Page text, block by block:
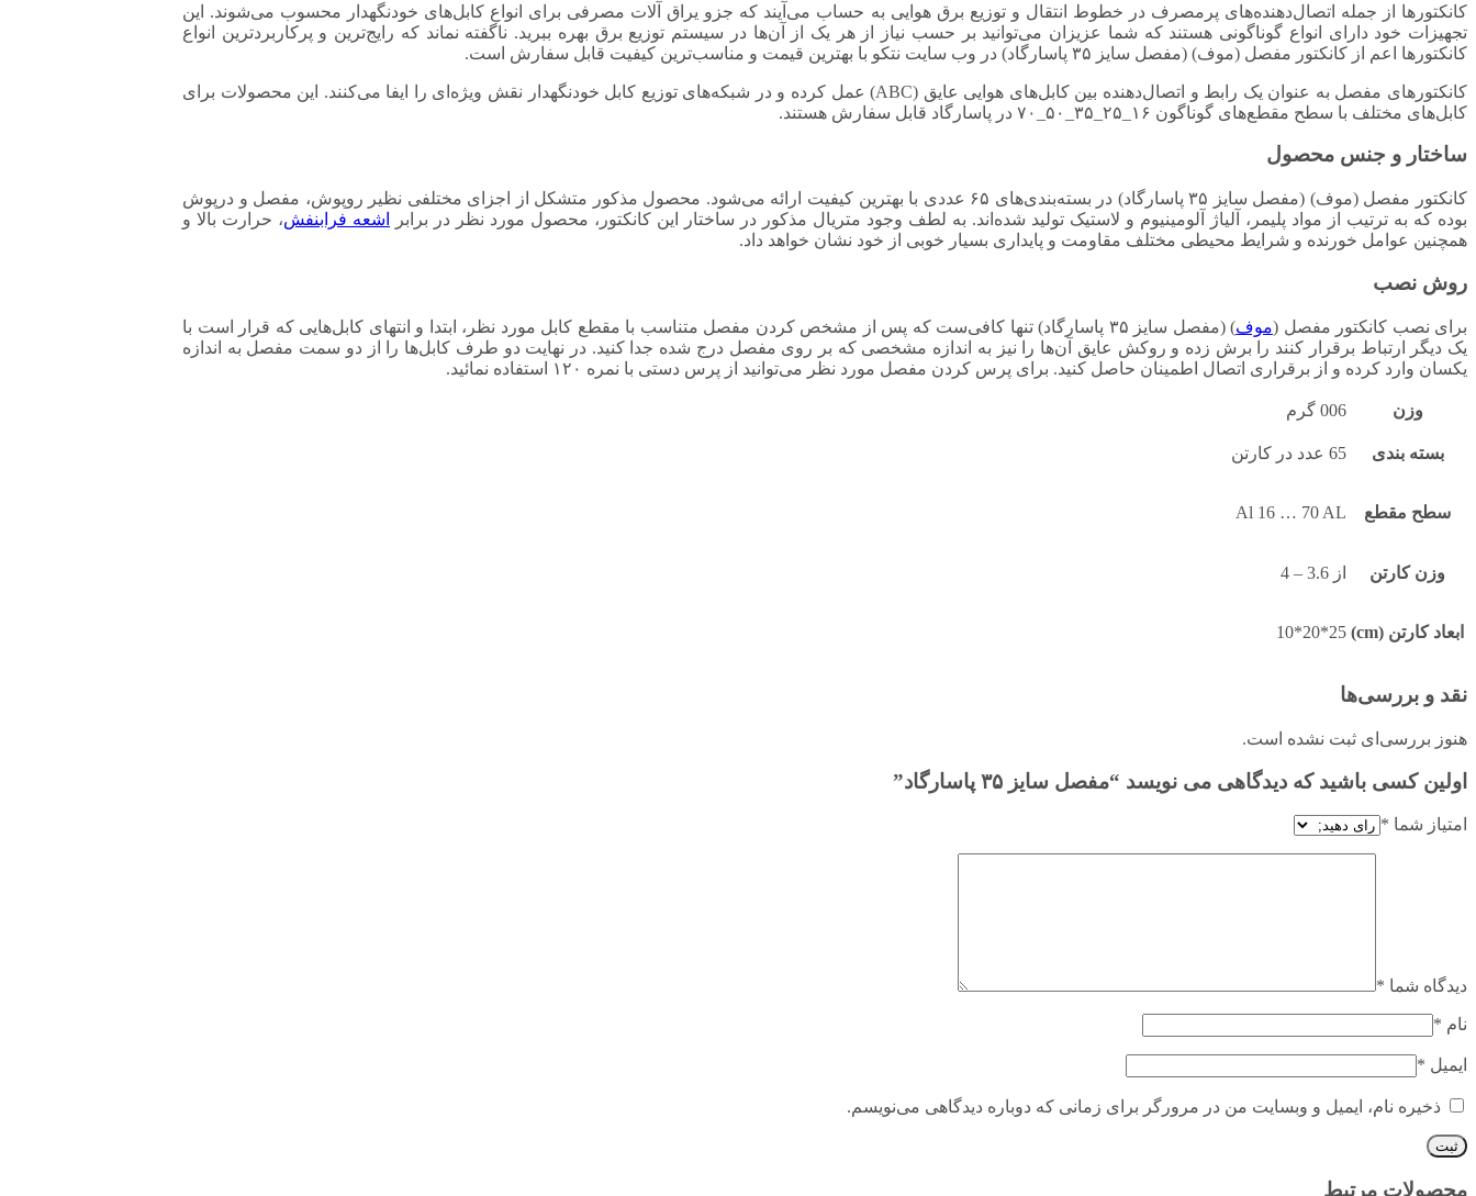
کانکتورها از جمله اتصال‌دهنده‌های پرمصرف در خطوط انتقال و توزیع برق هوایی به حساب می‌آیند که جزو یراق آلات مصرفی برای انواع کابل‌های خودنگهدار محسوب می‌شوند. این
تجهیزات خود دارای انواع گوناگونی هستند که شما عزیزان می‌توانید بر حسب نیاز از هر یک از آن‌ها در سیستم توزیع برق بهره ببرید. ناگفته نماند که رایج‌ترین و پرکاربردترین انواع
کانکتورها اعم از کانکتور مفصل (موف) (مفصل سایز ۳۵ پاسارگاد) در وب سایت نتکو با بهترین قیمت و مناسب‌ترین کیفیت قابل سفارش است.
کانکتورهای مفصل به عنوان یک رابط و اتصال‌دهنده بین کابل‌های هوایی عایق (ABC) عمل کرده و در شبکه‌های توزیع کابل خودنگهدار نقش ویژه‌ای را ایفا می‌کنند. این محصولات برای
کابل‌های مختلف با سطح مقطع‌های گوناگون ۱۶_۲۵_۳۵_۵۰_۷۰ در پاسارگاد قابل سفارش هستند.
ساختار و جنس محصول
کانکتور مفصل (موف) (مفصل سایز ۳۵ پاسارگاد) در بسته‌بندی‌های ۶۵ عددی با بهترین کیفیت ارائه می‌شود. محصول مذکور متشکل از اجزای مختلفی نظیر روپوش، مفصل و درپوش
بوده که به ترتیب از مواد پلیمر، آلیاژ آلومینیوم و لاستیک تولید شده‌اند. به لطف وجود متریال مذکور در ساختار این کانکتور، محصول مورد نظر در برابر
اشعه فرابنفش، حرارت بالا و
همچنین عوامل خورنده و شرایط محیطی مختلف مقاومت و پایداری بسیار خوبی از خود نشان خواهد داد.
روش نصب
برای نصب کانکتور مفصل (موف
) (مفصل سایز ۳۵ پاسارگاد) تنها کافی‌ست که پس از مشخص کردن مفصل متناسب با مقطع کابل مورد نظر، ابتدا و انتهای کابل‌هایی که قرار است با
یک دیگر ارتباط برقرار کنند را برش زده و روکش عایق آن‌ها را نیز به اندازه مشخصی که بر روی مفصل درج شده جدا کنید. در نهایت دو طرف کابل‌ها را از دو سمت مفصل به اندازه
یکسان وارد کرده و از برقراری اتصال اطمینان حاصل کنید. برای پرس کردن مفصل مورد نظر می‌توانید از پرس دستی با نمره ۱۲۰ استفاده نمائيد.
وزن 006 گرم
بسته بندی 65 عدد در کارتن
سطح مقطع Al 16 … 70 AL
وزن کارتن از 3.6 – 4
ابعاد کارتن (cm) 25*20*10
نقد و بررسی‌ها
هنوز بررسی‌ای ثبت نشده است.
اولین کسی باشید که دیدگاهی می نویسد “مفصل سایز ۳۵ پاسارگاد”
امتیاز شما *
دیدگاه شما *
نام *
ایمیل *
ذخیره نام، ایمیل و وبسایت من در مرورگر برای زمانی که دوباره دیدگاهی می‌نویسم.
محصولات مرتبط